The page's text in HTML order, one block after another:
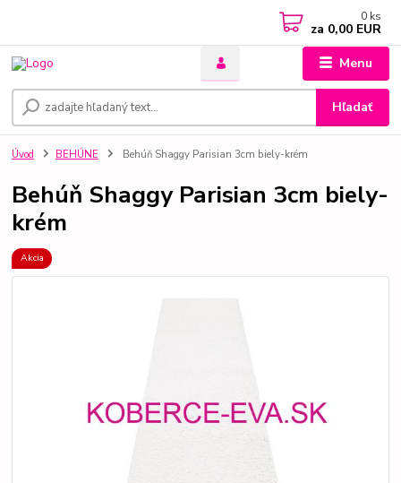
Menu
Hľadať
0 ks
za 0,00 EUR
Úvod BEHÚNE Behúň Shaggy Parisian 3cm biely-krém
Behúň Shaggy Parisian 3cm biely-
krém
Akcia